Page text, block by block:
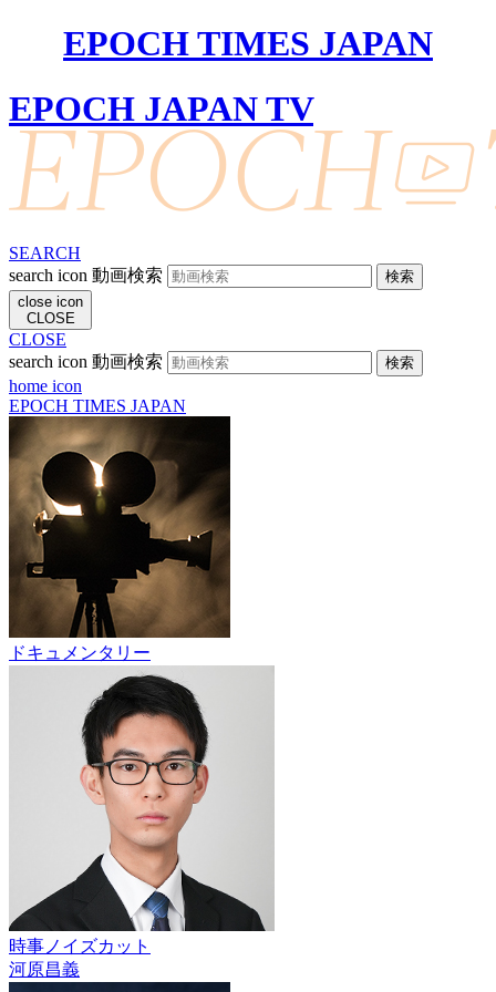
EPOCH TIMES JAPAN
EPOCH JAPAN TV
SEARCH
search icon 動画検索
close icon
CLOSE
CLOSE
search icon 動画検索
home icon
EPOCH TIMES JAPAN
ドキュメンタリー
時事ノイズカット
河原昌義